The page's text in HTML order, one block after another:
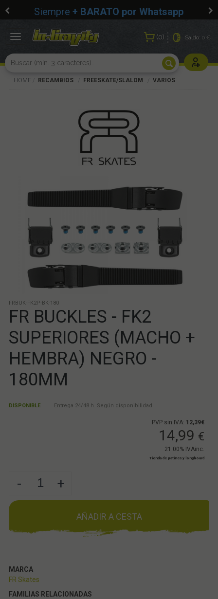
Siempre + BARATO por Whatsapp
0 Saldo:0 €
Usuarios
Toggle
HOME RECAMBIOS FREESKATE/SLALOM VARIOS
FRBUK-FK2P-BK-180
FR BUCKLES - FK2
SUPERIORES (MACHO +
HEMBRA) NEGRO -
180MM
DISPONIBLE Entrega 24/48 h. Según disponibilidad.
PVP sin IVA: 12,39€
14,99 €
21.00% IVAinc.
Tienda de patines y longboard
- +
AÑADIR A CESTA
MARCA
FR Skates
FAMILIAS RELACIONADAS